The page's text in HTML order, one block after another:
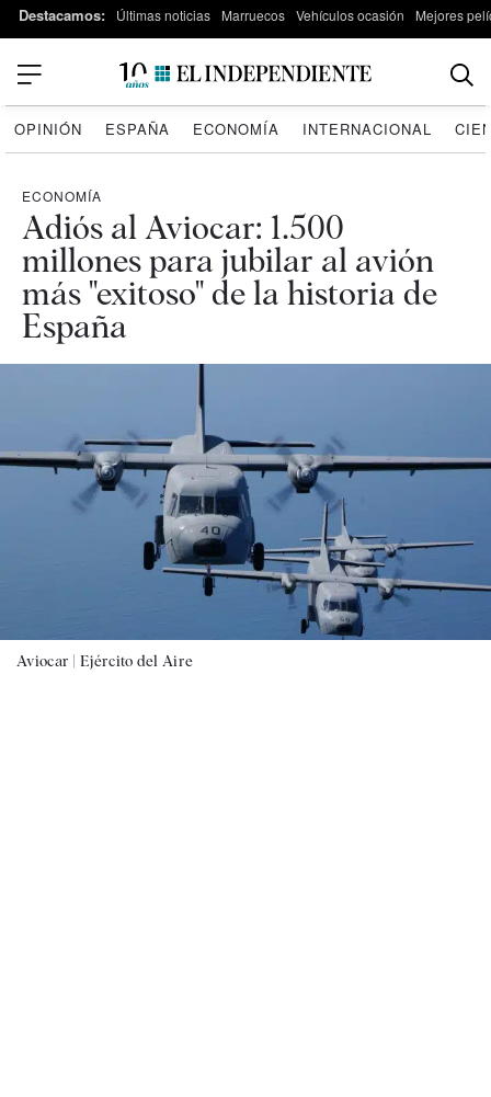
Destacamos: Últimas noticias Marruecos Vehículos ocasión Mejores
OPINIÓN ESPAÑA ECONOMÍA INTERNACIONAL
ECONOMÍA
Adiós al Aviocar: 1.500
millones para jubilar al avión
más "exitoso" de la historia de
España
Aviocar | Ejército del Aire